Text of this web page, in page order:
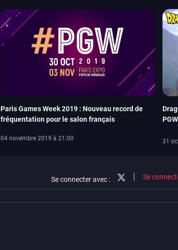
Paris Games Week 2019 : Nouveau record de
fréquentation pour le salon français
04 novembre 2019 à 21:00 31
Se connecter avec : Se